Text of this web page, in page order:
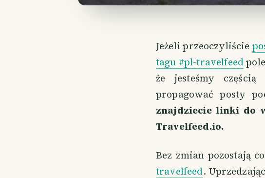
Jeżeli przeoczyliście
tagu #pl-travelfeed
że jesteśmy
propagować posty
znajdziecie linki do
Travelfeed.io.
Bez zmian pozostają
travelfeed.